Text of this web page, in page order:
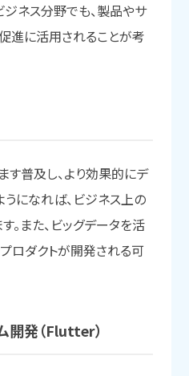
ジネス分野でも、製品やサ
進に活用されることが考
す普及し、より効果的にデ
になれば、ビジネス上の
また、ビッグデータを活
ロダクトが開発される可
開発（Flutter）